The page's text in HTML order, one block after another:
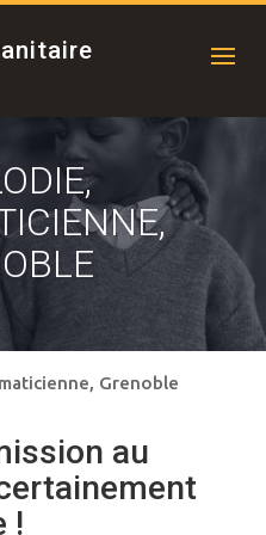
Grenoble
au
!